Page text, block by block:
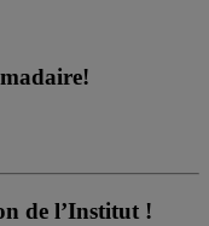
de l’Institut !